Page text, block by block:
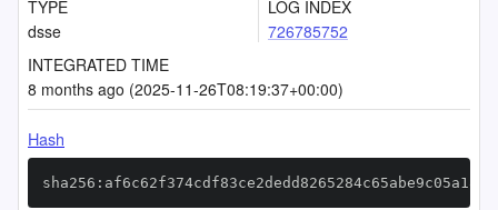
TYPE
dsse
LOG INDEX
726785752
INTEGRATED TIME
8 months ago (2025-11-26T08:19:37+00:00)
Hash